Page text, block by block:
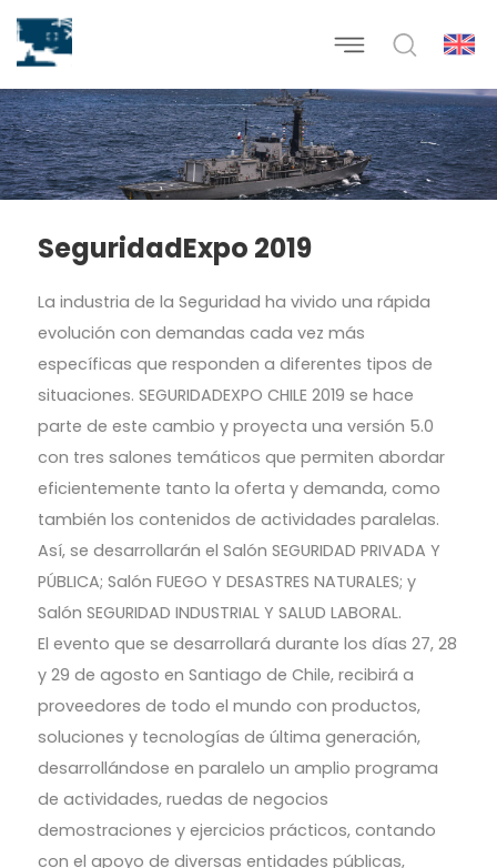
SeguridadExpo 2019
La industria de la Seguridad ha vivido una rápida
evolución con demandas cada vez más
específicas que responden a diferentes tipos de
situaciones. SEGURIDADEXPO CHILE 2019 se hace
parte de este cambio y proyecta una versión 5.0
con tres salones temáticos que permiten abordar
eficientemente tanto la oferta y demanda, como
también los contenidos de actividades paralelas.
Así, se desarrollarán el Salón SEGURIDAD PRIVADA Y
PÚBLICA; Salón FUEGO Y DESASTRES NATURALES; y
Salón SEGURIDAD INDUSTRIAL Y SALUD LABORAL.
El evento que se desarrollará durante los días 27, 28
y 29 de agosto en Santiago de Chile, recibirá a
proveedores de todo el mundo con productos,
soluciones y tecnologías de última generación,
desarrollándose en paralelo un amplio programa
de actividades, ruedas de negocios
demostraciones y ejercicios prácticos, contando
con el apoyo de diversas entidades públicas,